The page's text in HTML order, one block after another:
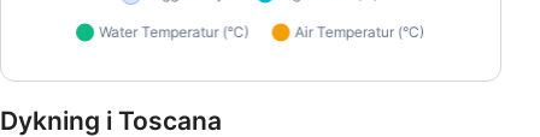
Dykning i Toscana